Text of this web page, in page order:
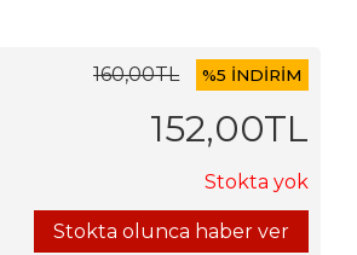
160,00TL %5 İNDİRİM
152,00TL
Stokta yok
Stokta olunca haber ver